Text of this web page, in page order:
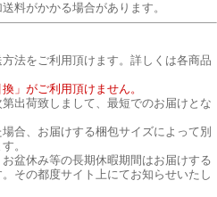
料がかかる場合があります。
法をご利用頂けます。詳しくは各商品
」がご利用頂けません。
出荷致しまして、最短でのお届けとな
合、お届けする梱包サイズによって別
。
盆休み等の長期休暇期間はお届けする
その都度サイト上にてお知らせいたし